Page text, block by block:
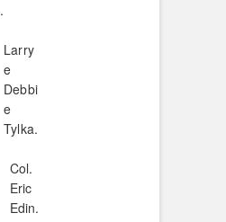
.
Larry
e
Debbi
e
Tylka.
Col.
Eric
Edin.